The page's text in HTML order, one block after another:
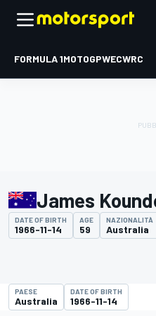
FORMULA 1MOTOGPWECWRC
James
DATE OF BIRTH
1966-11-14
AGE
59
NAZIONALITÀ
Australia
PAESE
Australia
DATE OF BIRTH
1966-11-14